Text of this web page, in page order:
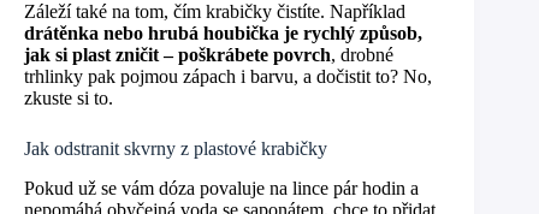
Záleží také na tom, čím krabičky čistíte. Například
drátěnka nebo hrubá houbička je rychlý způsob,
jak si plast zničit – poškrábete povrch, drobné
trhlinky pak pojmou zápach i barvu, a dočistit to? No,
zkuste si to.
Jak odstranit skvrny z plastové krabičky
Pokud už se vám dóza povaluje na lince pár hodin a
nepomáhá obyčejná voda se saponátem, chce to přidat